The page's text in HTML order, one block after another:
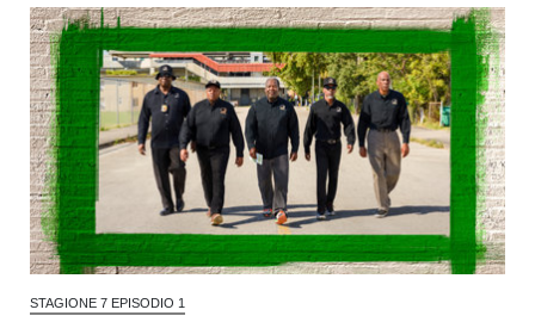
STAGIONE 7 EPISODIO 1